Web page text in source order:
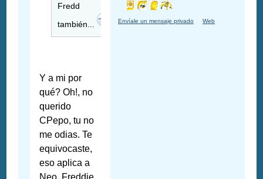
Fredd
también...
Y a mi por
qué? Oh!, no
querido
CPepo, tu no
me odias. Te
equivocaste,
eso aplica a
Neo, Freddie,
Envíale un mensaje privado Web